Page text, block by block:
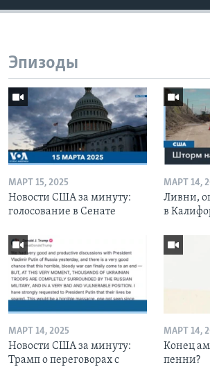
Эпизоды
МАРТ 15, 2025
Новости США за минуту:
голосование в Сенате
МАРТ 14,
Ливни,
в
МАРТ 14, 2025
Новости США за минуту:
Трамп о переговорах с
МАРТ 14,
Конец
пенни?